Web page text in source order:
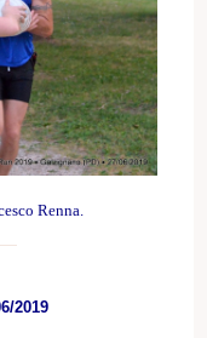
Renna.
2019